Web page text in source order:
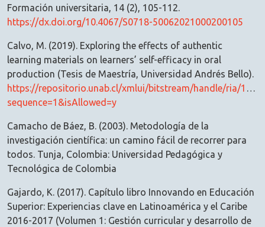
Formación universitaria, 14 (2), 105-112.
https://dx.doi.org/10.4067/S0718-50062021000200105
Calvo, M. (2019). Exploring the effects of authentic
learning materials on learners’ self-efficacy in oral
production (Tesis de Maestría, Universidad Andrés Bello).
https://repositorio.unab.cl/xmlui/bitstream/handle/ria/
sequence=1&isAllowed=y
Camacho de Báez, B. (2003). Metodología de la
investigación científica: un camino fácil de recorrer para
todos. Tunja, Colombia: Universidad Pedagógica y
Tecnológica de Colombia
Gajardo, K. (2017). Capítulo libro Innovando en Educación
Superior: Experiencias clave en Latinoamérica y el Caribe
2016-2017 (Volumen 1: Gestión curricular y desarrollo de